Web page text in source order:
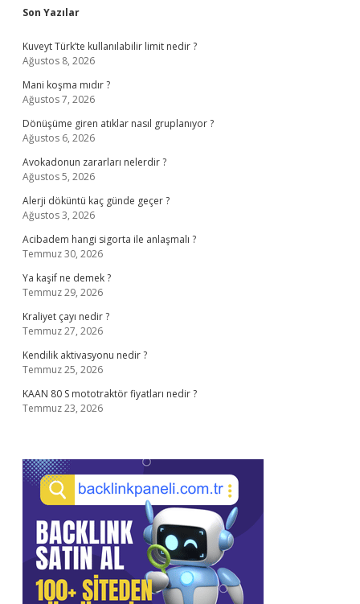
Sidebar
Son Yazılar
Kuveyt Türk’te kullanılabilir limit nedir ?
Ağustos 8, 2026
Mani koşma mıdır ?
Ağustos 7, 2026
Dönüşüme giren atıklar nasıl gruplanıyor ?
Ağustos 6, 2026
Avokadonun zararları nelerdir ?
Ağustos 5, 2026
Alerji döküntü kaç günde geçer ?
Ağustos 3, 2026
Acibadem hangi sigorta ile anlaşmalı ?
Temmuz 30, 2026
Ya kaşif ne demek ?
Temmuz 29, 2026
Kraliyet çayı nedir ?
Temmuz 27, 2026
Kendilik aktivasyonu nedir ?
Temmuz 25, 2026
KAAN 80 S mototraktör fiyatları nedir ?
Temmuz 23, 2026